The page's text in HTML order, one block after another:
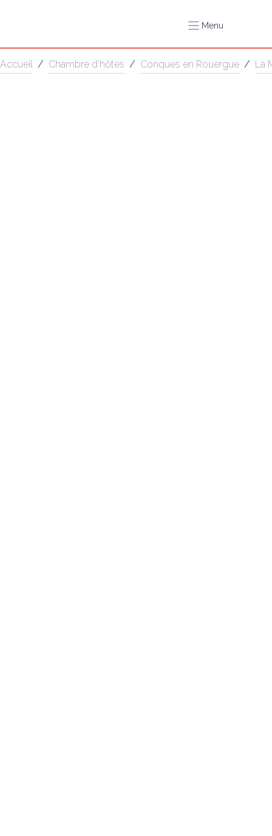
Menu
Accueil / Chambre d’hôtes / Conques en Rouergue / La